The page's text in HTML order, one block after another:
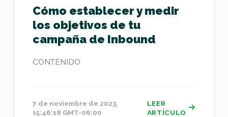
Cómo establecer y medir
los objetivos de tu
campaña de Inbound
CONTENIDO
7 de noviembre de 2023,
15:46:18 GMT-06:00
LEER
ARTÍCULO